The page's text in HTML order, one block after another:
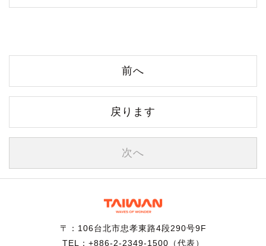
前へ
戻ります
次へ
〒：106台北市忠孝東路4段290号9F
TEL：+886-2-2349-1500（代表）